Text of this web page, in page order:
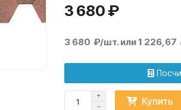
3 680 ₽
3 680 ₽/шт. или 1 226,67
Купить